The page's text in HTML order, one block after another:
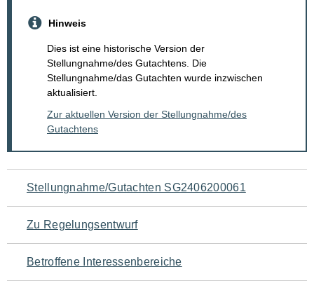
Hinweis
Dies ist eine historische Version der
Stellungnahme/des Gutachtens. Die
Stellungnahme/das Gutachten wurde inzwischen
aktualisiert.
Zur aktuellen Version der Stellungnahme/des
Gutachtens
Navigation
für
den
Seiteninhalt
Stellungnahme/Gutachten SG2406200061
Zu Regelungsentwurf
Betroffene Interessenbereiche